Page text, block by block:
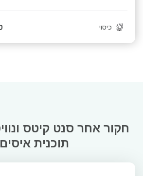
כיסוי
חקור אחר סנט קיטס
תוכנית איסים